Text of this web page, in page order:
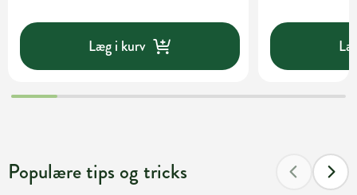
Læg i kurv
Populære tips og tricks